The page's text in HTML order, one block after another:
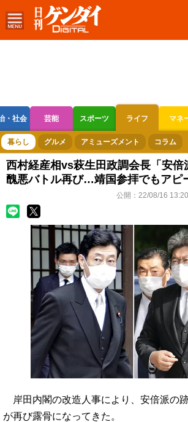
・社会 芸能 スポーツ ライフ マネ
ボートレース 競輪 オートレース
暮らし グルメ アミューズメント コラム
西村経産相vs萩生田政調会長「安倍
醜悪バトル再び…靖国参拝でもアピ
公開： 22/08/16 13:20
岸田内閣の改造人事により、安倍派の
が再び露骨になってきた。